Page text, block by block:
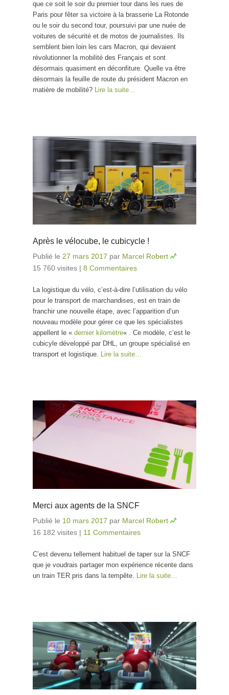
que ce soit le soir du premier tour dans les rues de
Paris pour fêter sa victoire à la brasserie La Rotonde
ou le soir du second tour, poursuivi par une nuée de
voitures de sécurité et de motos de journalistes. Ils
semblent bien loin les cars Macron, qui devaient
révolutionner la mobilité des Français et sont
désormais quasiment en déconfiture. Quelle va être
désormais la feuille de route du président Macron en
matière de mobilité?
Lire la suite…
Après le vélocube, le cubicycle !
Publié le 27 mars 2017 par Marcel Robert
15 760 visites | 8 Commentaires
La logistique du vélo, c’est-à-dire l’utilisation du vélo
pour le transport de marchandises, est en train de
franchir une nouvelle étape, avec l’apparition d’un
nouveau modèle pour gérer ce que les spécialistes
appellent le « dernier kilomètre« . Ce modèle, c’est le
cubicyle développé par DHL, un groupe spécialisé en
transport et logistique.
Lire la suite…
Merci aux agents de la SNCF
Publié le 10 mars 2017 par Marcel Robert
16 182 visites | 11 Commentaires
C’est devenu tellement habituel de taper sur la SNCF
que je voudrais partager mon expérience récente dans
un train TER pris dans la tempête. Lire la suite…